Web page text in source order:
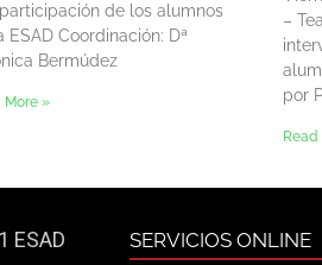
de los alumnos
ESAD Coordinación: Dª
Bermúdez
More »
–
por
ESAD SERVICIOS ONLINE